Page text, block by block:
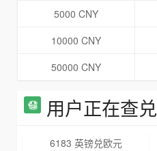
5000 CNY
10000 CNY
50000 CNY
用户正在查兑
6183 英镑兑欧元